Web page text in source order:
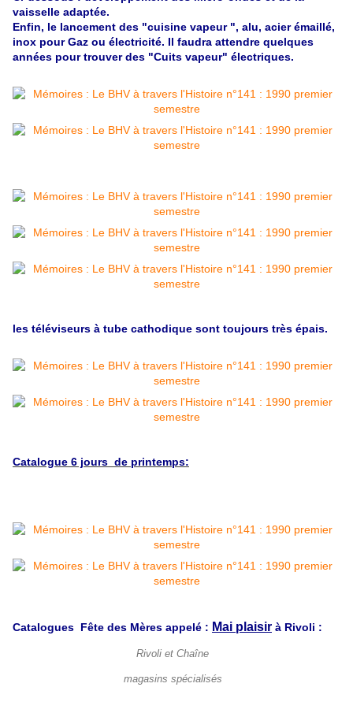
vaisselle adaptée.
Enfin, le lancement des "cuisine vapeur ", alu, acier émaillé,
inox pour Gaz ou électricité. Il faudra attendre quelques
années pour trouver des "Cuits vapeur" électriques.
les téléviseurs à tube cathodique sont toujours très épais.
Catalogue 6 jours de printemps:
Catalogues Fête des Mères appelé : Mai plaisir à Rivoli :
Rivoli et Chaîne
magasins spécialisés